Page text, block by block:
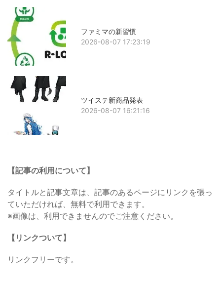
ファミマの新習慣
2026-08-07 17:23:19
ツイステ新商品発表
2026-08-07 16:21:16
【記事の利用について】
タイトルと記事文章は、記事のあるページにリンクを張っ
ていただければ、無料で利用できます。
※画像は、利用できませんのでご注意ください。
【リンクついて】
リンクフリーです。